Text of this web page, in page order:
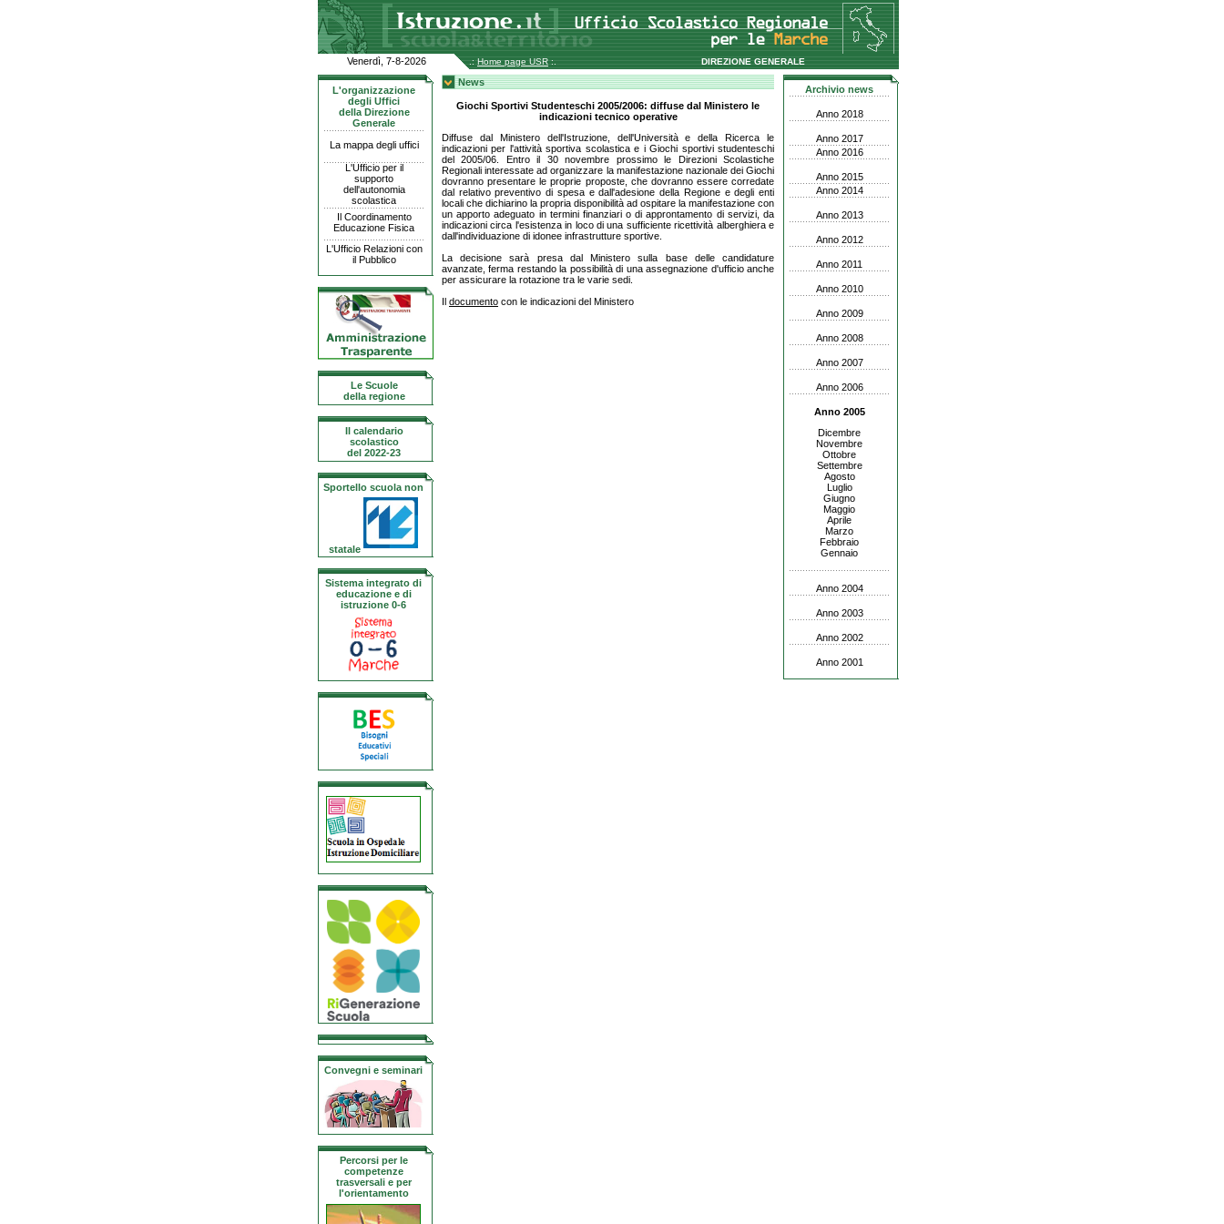
Venerdì, 7-8-2026 .: Home page USR :. DIREZIONE GENERALE
L'organizzazione
degli Uffici
della Direzione
Generale
La mappa degli uffici
L'Ufficio per il
supporto
dell'autonomia
scolastica
Il Coordinamento
Educazione Fisica
L'Ufficio Relazioni con
il Pubblico
Le Scuole
della regione
Il calendario
scolastico
del 2022-23
Sportello scuola non
statale
Sistema integrato di
educazione e di
istruzione 0-6
Convegni e seminari
Percorsi per le
competenze
trasversali e per
l'orientamento
News
Giochi Sportivi Studenteschi 2005/2006: diffuse dal Ministero le
indicazioni tecnico operative
Diffuse dal Ministero dell'Istruzione, dell'Università e della Ricerca le
indicazioni per l'attività sportiva scolastica e i Giochi sportivi studenteschi
del 2005/06. Entro il 30 novembre prossimo le Direzioni Scolastiche
Regionali interessate ad organizzare la manifestazione nazionale dei Giochi
dovranno presentare le proprie proposte, che dovranno essere corredate
dal relativo preventivo di spesa e dall'adesione della Regione e degli enti
locali che dichiarino la propria disponibilità ad ospitare la manifestazione con
un apporto adeguato in termini finanziari o di approntamento di servizi, da
indicazioni circa l'esistenza in loco di una sufficiente ricettività alberghiera e
dall'individuazione di idonee infrastrutture sportive.
La decisione sarà presa dal Ministero sulla base delle candidature
avanzate, ferma restando la possibilità di una assegnazione d'ufficio anche
per assicurare la rotazione tra le varie sedi.
Il documento con le indicazioni del Ministero
Archivio news
Anno 2018
Anno 2017
Anno 2016
Anno 2015
Anno 2014
Anno 2013
Anno 2012
Anno 2011
Anno 2010
Anno 2009
Anno 2008
Anno 2007
Anno 2006
Anno 2005
Dicembre
Novembre
Ottobre
Settembre
Agosto
Luglio
Giugno
Maggio
Aprile
Marzo
Febbraio
Gennaio
Anno 2004
Anno 2003
Anno 2002
Anno 2001